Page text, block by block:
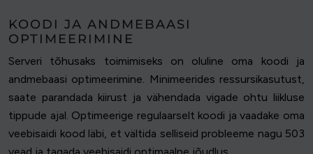
KOODI JA ANDMEBAASI
OPTIMEERIMINE
Serveri tõhusaks toimimiseks on oluline oma koodi ja
andmebaasi optimeerimine. Minimeerides ressursikasutust,
saate parandada kiirust ja vähendada vigade ohtu liikluse
tippude ajal. Optimeerige regulaarselt koodi ja vaadake oma
veebisaidi kood läbi, et vältida selliseid probleeme nagu 503